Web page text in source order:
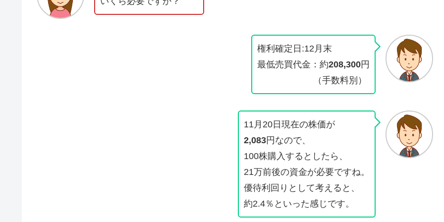
権利確定日:12月末
最低売買代金：約208,300円
（手数料別）
11月20日現在の株価が
2,083円なので、
100株購入するとしたら、
21万前後の資金が必要ですね。
優待利回りとして考えると、
約2.4％といった感じです。